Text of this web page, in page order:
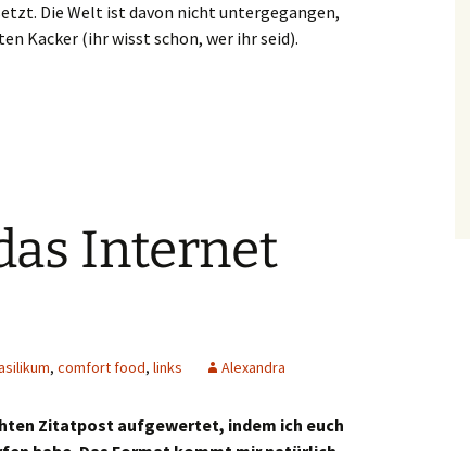
Die Welt ist davon nicht untergegangen,
Kacker (ihr wisst schon, wer ihr seid).
Internet
, comfort food, links Alexandra
Zitatpost aufgewertet, indem ich euch